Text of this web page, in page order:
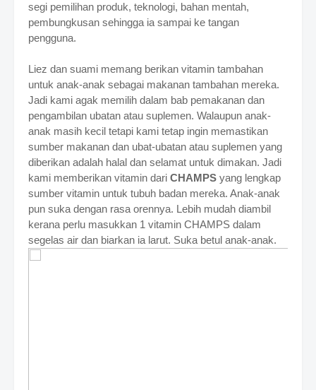
segi pemilihan produk, teknologi, bahan mentah,
pembungkusan sehingga ia sampai ke tangan
pengguna.
Liez dan suami memang berikan vitamin tambahan
untuk anak-anak sebagai makanan tambahan mereka.
Jadi kami agak memilih dalam bab pemakanan dan
pengambilan ubatan atau suplemen. Walaupun anak-
anak masih kecil tetapi kami tetap ingin memastikan
sumber makanan dan ubat-ubatan atau suplemen yang
diberikan adalah halal dan selamat untuk dimakan. Jadi
kami memberikan vitamin dari CHAMPS yang lengkap
sumber vitamin untuk tubuh badan mereka. Anak-anak
pun suka dengan rasa orennya. Lebih mudah diambil
kerana perlu masukkan 1 vitamin CHAMPS dalam
segelas air dan biarkan ia larut. Suka betul anak-anak.